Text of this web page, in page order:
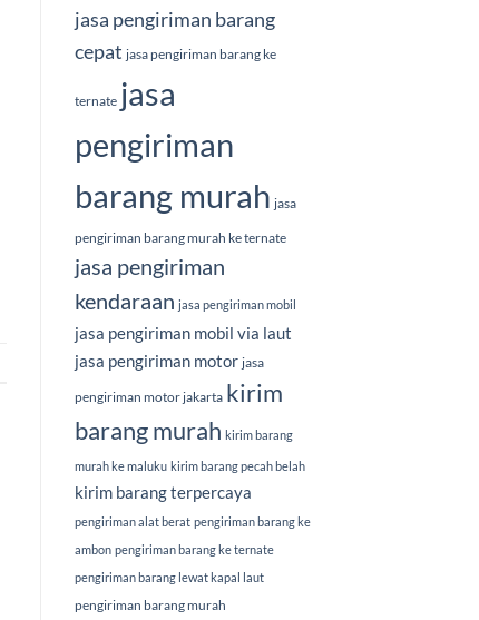
jasa pengiriman barang
cepat jasa pengiriman barang ke
ternate jasa
pengiriman
barang murah jasa
pengiriman barang murah ke ternate
jasa pengiriman
kendaraan jasa pengiriman mobil
jasa pengiriman mobil via laut
jasa pengiriman motor jasa
pengiriman motor jakarta kirim
barang murah kirim barang
murah ke maluku kirim barang pecah belah
kirim barang terpercaya
pengiriman alat berat pengiriman barang ke
ambon pengiriman barang ke ternate
pengiriman barang lewat kapal laut
pengiriman barang murah